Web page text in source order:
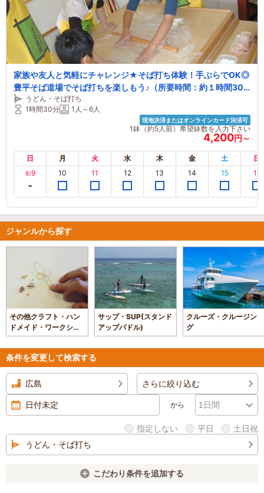
家族や友人と気軽にチャレンジ★そば打ち体験！手ぶらでOK◎
豊平そば道場でそば打ちを楽しもう♪（所要時間：約１時間30
分）2026.5.1～
うどん・そば打ち
1時間30分
1人～6人
現地決済またはオンラインカード決済可
1鉢（約5人前）希望鉢数を入力下さい
4,200円～
日 月 火 水 木 金 土 日
8/9 10 11 12 13 14 15 16
ジャンルから探す
その他クラフト・ハン
ドメイド・ワークショ
ップ
サップ・SUP(スタンド
アップパドル)
クルーズ・クルージン
グ
条件を変更して検索する
広島 さらに絞り込む
から
指定しない 平日 土日祝
うどん・そば打ち
こだわり条件を追加する